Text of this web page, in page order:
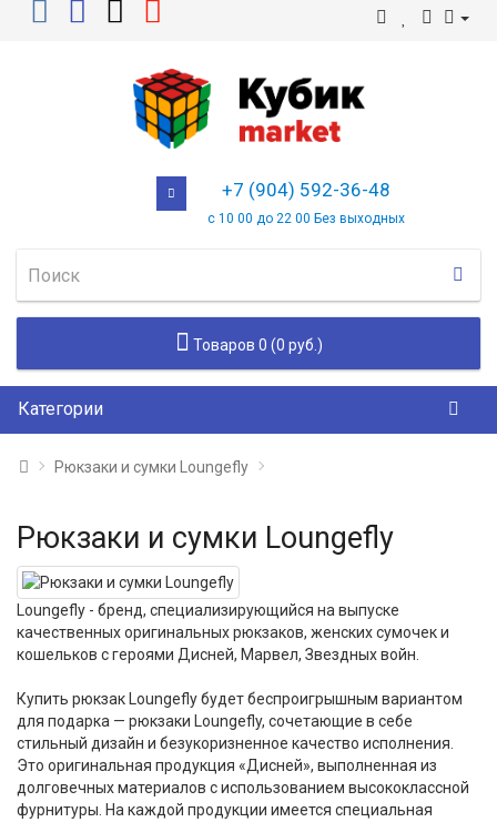
+7 (904) 592-36-48
с 10 00 до 22 00 Без выходных
Товаров 0 (0 руб.)
Категории
Рюкзаки и сумки Loungefly
Рюкзаки и сумки Loungefly
Loungefly - бренд, специализирующийся на выпуске
качественных оригинальных рюкзаков, женских сумочек и
кошельков с героями Дисней, Марвел, Звездных войн.
Купить рюкзак Loungefly будет беспроигрышным вариантом
для подарка — рюкзаки Loungefly, сочетающие в себе
стильный дизайн и безукоризненное качество исполнения.
Это оригинальная продукция «Дисней», выполненная из
долговечных материалов с использованием высококлассной
фурнитуры. На каждой продукции имеется специальная